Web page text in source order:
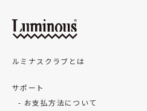
ルミナスクラブとは
サポート
お支払方法について